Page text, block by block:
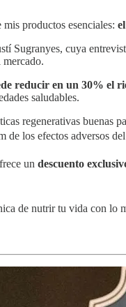
productos esenciales:
Sugranyes, cuya
reducir en un 30% el
saludables.
regenerativas buenas
de los efectos adversos
un descuento
de nutrir tu vida con lo